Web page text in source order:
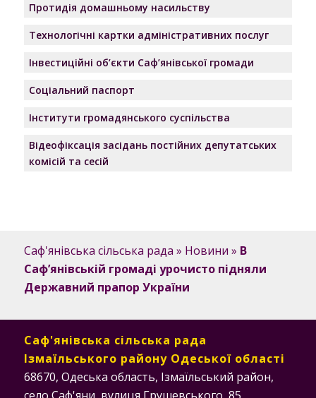
Протидія домашньому насильству
Технологічні картки адміністративних послуг
Інвестиційні об’єкти Саф’янівської громади
Соціальний паспорт
Інститути громадянського суспільства
Відеофіксація засідань постійних депутатських
комісій та сесій
Саф'янівська сільська рада » Новини » В
Саф’янівській громаді урочисто підняли
Державний прапор України
Саф'янівська сільська рада
Ізмаїльського району Одеської області
68670, Одеська область, Ізмаїльський район,